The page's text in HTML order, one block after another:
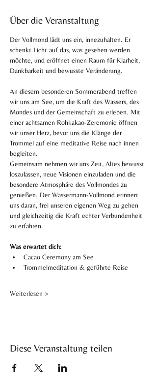
Über die Veranstaltung
Der Vollmond lädt uns ein, innezuhalten. Er
schenkt Licht auf das, was gesehen werden
möchte, und eröffnet einen Raum für Klarheit,
Dankbarkeit und bewusste Veränderung.
An diesem besonderen Sommerabend treffen
wir uns am See, um die Kraft des Wassers, des
Mondes und der Gemeinschaft zu erleben. Mit
einer achtsamen Rohkakao-Zeremonie öffnen
wir unser Herz, bevor uns die Klänge der
Trommel auf eine meditative Reise nach innen
begleiten.
Gemeinsam nehmen wir uns Zeit, Altes bewusst
loszulassen, neue Visionen einzuladen und die
besondere Atmosphäre des Vollmondes zu
genießen. Der Wassermann-Vollmond erinnert
uns daran, frei unseren eigenen Weg zu gehen
und gleichzeitig die Kraft echter Verbundenheit
zu erfahren.
Was erwartet dich:
Cacao Ceremony am See
Trommelmeditation & geführte Reise
Weiterlesen >
Diese Veranstaltung teilen